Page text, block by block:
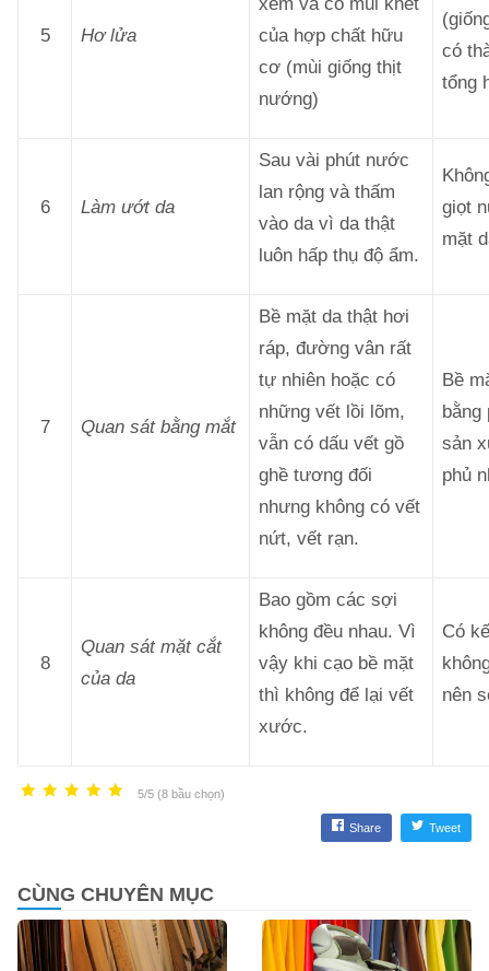
5 Hơ lửa
của hợp chất hữu
cơ (mùi giống thịt
nướng)
có
tổng
6 Làm ướt da
Sau vài phút nước
lan rộng và thấm
vào da vì da thật
luôn hấp thụ độ ẩm.
giọt
mặt
7 Quan sát bằng mắt
Bề mặt da thật hơi
ráp, đường vân rất
tự nhiên hoặc có
những vết lồi lõm,
vẫn có dấu vết gồ
ghề tương đối
nhưng không có vết
nứt, vết rạn.
Bề
bằng
sản
phủ
8
Quan sát mặt cắt
của da
Bao gồm các sợi
không đều nhau. Vì
vậy khi cạo bề mặt
thì không để lại vết
xước.
Có
nên
5/5 (8 bầu chọn)
Share Tweet
CÙNG CHUYÊN MỤC